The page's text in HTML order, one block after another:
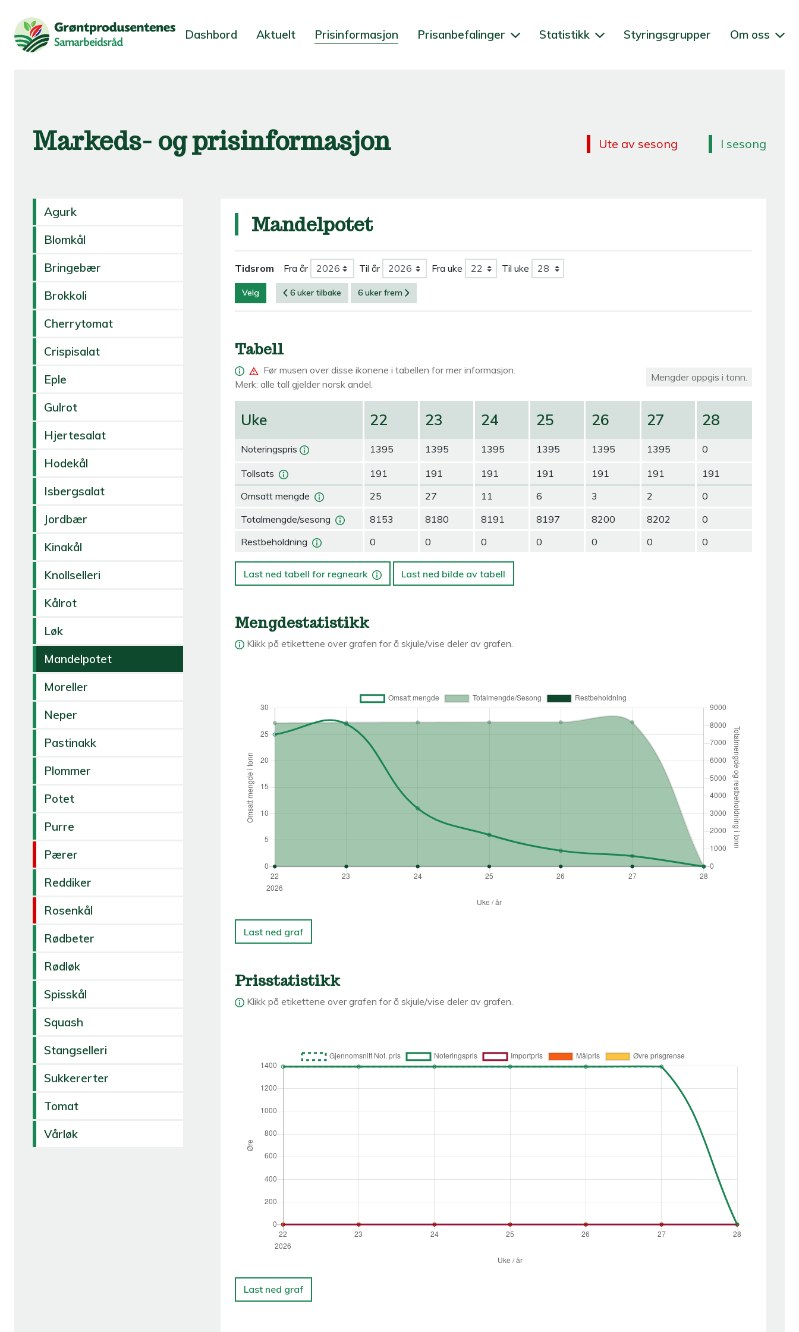
Dashbord Aktuelt Prisinformasjon Prisanbefalinger Statistikk Styringsgrupper Om oss
Markeds- og prisinformasjon Ute av sesong I sesong
Agurk
Blomkål
Bringebær
Brokkoli
Cherrytomat
Crispisalat
Eple
Gulrot
Hjertesalat
Hodekål
Isbergsalat
Jordbær
Kinakål
Knollselleri
Kålrot
Løk
Mandelpotet
Moreller
Neper
Pastinakk
Plommer
Potet
Purre
Pærer
Reddiker
Rosenkål
Rødbeter
Rødløk
Spisskål
Squash
Stangselleri
Sukkererter
Tomat
Vårløk
Mandelpotet
Tidsrom Fra år Til år Fra uke Til uke
Velg 6 uker tilbake 6 uker frem
Tabell
Før musen over disse ikonene i tabellen for mer informasjon.
Merk: alle tall gjelder norsk andel.
Mengder oppgis i tonn.
Uke
Noteringspris
Tollsats
Omsatt mengde
Totalmengde/sesong
Restbeholdning
22
1395
191
25
8153
0
23
1395
191
27
8180
0
24
1395
191
11
8191
0
25
1395
191
6
8197
0
26
1395
191
3
8200
0
27
1395
191
2
8202
0
28
0
191
0
0
0
Last ned tabell for regneark Last ned bilde av tabell
Mengdestatistikk
Klikk på etikettene over grafen for å skjule/vise deler av grafen.
Last ned graf
Prisstatistikk
Klikk på etikettene over grafen for å skjule/vise deler av grafen.
Last ned graf